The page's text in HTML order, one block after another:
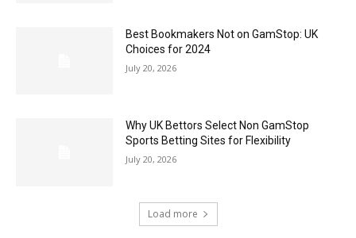
Best Bookmakers Not on GamStop: UK
Choices for 2024
July 20, 2026
Why UK Bettors Select Non GamStop
Sports Betting Sites for Flexibility
July 20, 2026
Load more